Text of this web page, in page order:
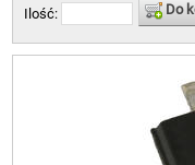
Ilość: Do